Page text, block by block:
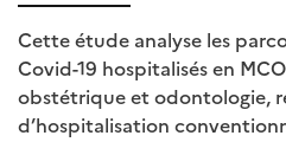
Cette étude analyse les
Covid-19 hospitalisés en
obstétrique et odontologie,
d’hospitalisation